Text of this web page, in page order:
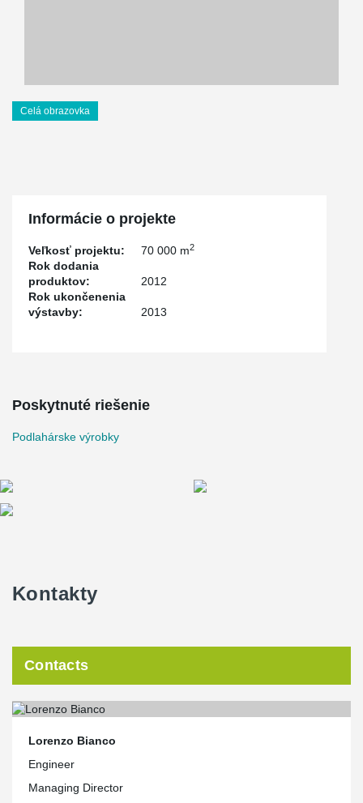
Celá obrazovka
Informácie o projekte
Veľkosť projektu: 70 000 m2
Rok dodania
produktov:
2012
Rok ukončenenia
výstavby:
2013
Poskytnuté riešenie
Podlahárske výrobky
Kontakty
Contacts
Lorenzo Bianco
Engineer
Managing Director